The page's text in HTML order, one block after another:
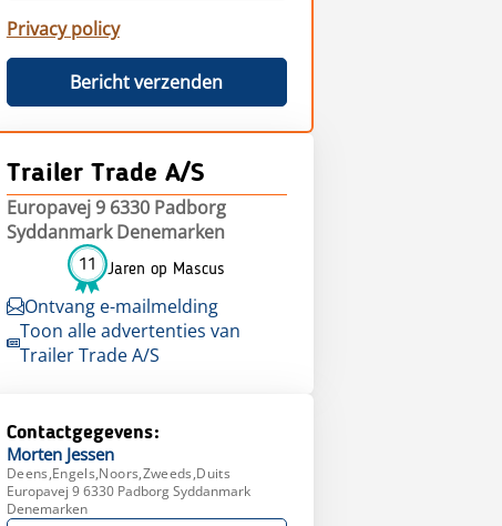
Privacy policy
Bericht verzenden
Trailer Trade A/S
Europavej 9 6330 Padborg
Syddanmark Denemarken
11 Jaren op Mascus
Ontvang e-mailmelding
Toon alle advertenties van
Trailer Trade A/S
Contactgegevens:
Morten Jessen
Deens,Engels,Noors,Zweeds,Duits
Europavej 9 6330 Padborg Syddanmark
Denemarken